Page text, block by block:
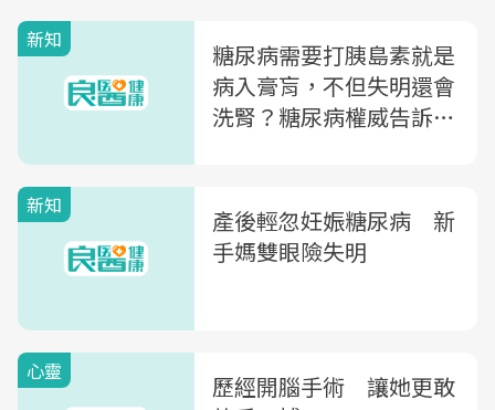
新知
糖尿病需要打胰島素就是
病入膏肓，不但失明還會
洗腎？糖尿病權威告訴
新知
產後輕忽妊娠糖尿病 新
手媽雙眼險失明
心靈
歷經開腦手術 讓她更敢